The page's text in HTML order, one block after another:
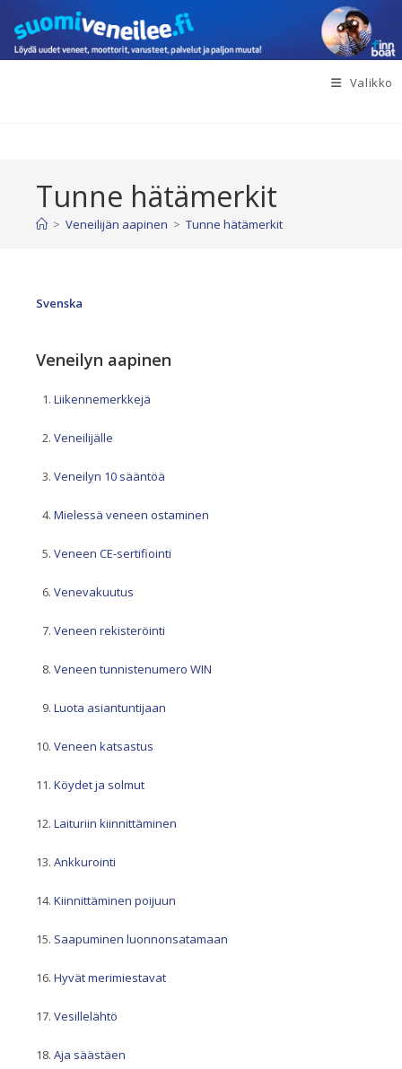
suoraan
sisältöön
Valikko
Tunne hätämerkit
> Veneilijän aapinen > Tunne hätämerkit
Svenska
Veneilyn aapinen
Liikennemerkkejä
Veneilijälle
Veneilyn 10 sääntöä
Mielessä veneen ostaminen
Veneen CE-sertifiointi
Venevakuutus
Veneen rekisteröinti
Veneen tunnistenumero WIN
Luota asiantuntijaan
Veneen katsastus
Köydet ja solmut
Laituriin kiinnittäminen
Ankkurointi
Kiinnittäminen poijuun
Saapuminen luonnonsatamaan
Hyvät merimiestavat
Vesillelähtö
Aja säästäen